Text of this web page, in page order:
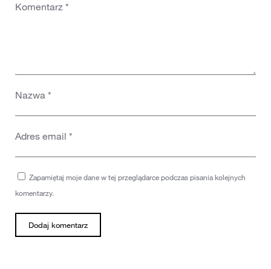
Komentarz *
Nazwa *
Adres email *
Zapamiętaj moje dane w tej przeglądarce podczas pisania kolejnych
komentarzy.